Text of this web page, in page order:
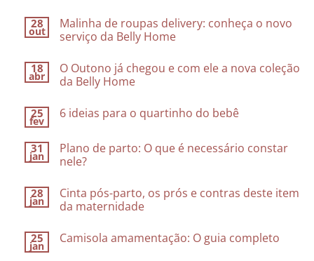
28
out
Malinha de roupas delivery: conheça o novo
serviço da Belly Home
18
abr
O Outono já chegou e com ele a nova coleção
da Belly Home
25
fev
6 ideias para o quartinho do bebê
31
jan
Plano de parto: O que é necessário constar
nele?
28
jan
Cinta pós-parto, os prós e contras deste item
da maternidade
25
jan
Camisola amamentação: O guia completo